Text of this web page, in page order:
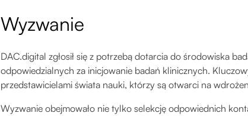
Wyzwanie
DAC.digital zgłosił się z potrzebą dotarcia do środowiska
odpowiedzialnych za inicjowanie badań klinicznych.
przedstawicielami świata nauki, którzy są otwarci na
Wyzwanie obejmowało nie tylko selekcję odpowiednich